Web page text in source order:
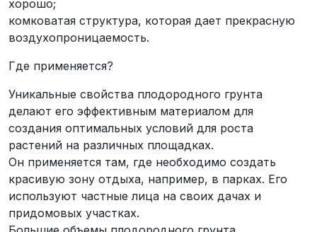
хорошо;
комковатая структура, которая дает прекрасную
воздухопроницаемость.
Где применяется?
Уникальные свойства плодородного грунта
делают его эффективным материалом для
создания оптимальных условий для роста
растений на различных площадках.
Он применяется там, где необходимо создать
красивую зону отдыха, например, в парках. Его
используют частные лица на своих дачах и
придомовых участках.